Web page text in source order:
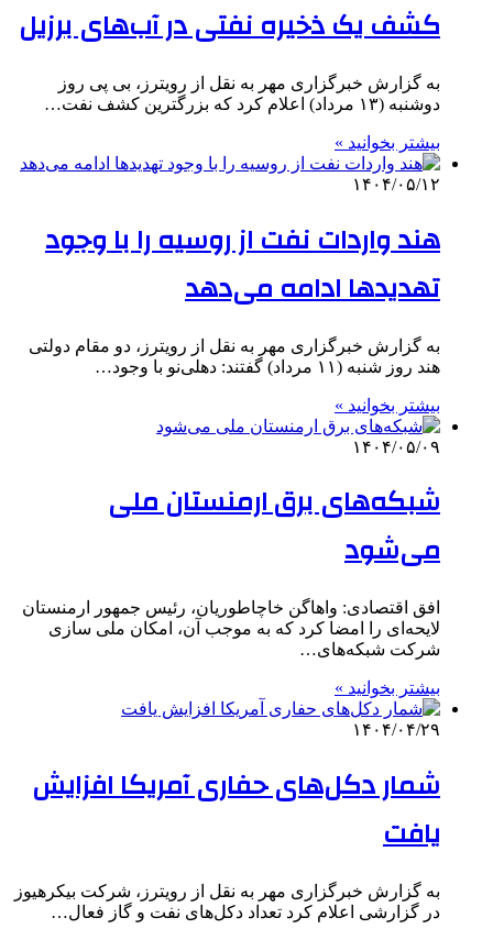
کشف یک ذخیره نفتی در آب‌های برزیل
به گزارش خبرگزاری مهر به نقل از رویترز، بی پی روز
دوشنبه (۱۳ مرداد) اعلام کرد که بزرگترین کشف نفت…
بیشتر بخوانید »
۱۴۰۴/۰۵/۱۲
هند واردات نفت از روسیه را با وجود
تهدیدها ادامه می‌دهد
به گزارش خبرگزاری مهر به نقل از رویترز، دو مقام دولتی
هند روز شنبه (۱۱ مرداد) گفتند: دهلی‌نو با وجود…
بیشتر بخوانید »
۱۴۰۴/۰۵/۰۹
شبکه‌های برق ارمنستان ملی
می‌شود
افق اقتصادی: واهاگن خاچاطوریان، رئیس جمهور ارمنستان
لایحه‌ای را امضا کرد که به موجب آن، امکان ملی سازی
شرکت شبکه‌های…
بیشتر بخوانید »
۱۴۰۴/۰۴/۲۹
شمار دکل‌های حفاری آمریکا افزایش
یافت
به گزارش خبرگزاری مهر به نقل از رویترز، شرکت بیکرهیوز
در گزارشی اعلام کرد تعداد دکل‌های نفت و گاز فعال…